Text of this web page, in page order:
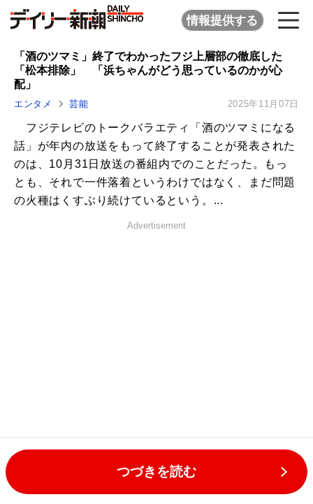
情報提供する
「酒のツマミ」終了でわかったフジ上層部の徹底した
「松本排除」 「浜ちゃんがどう思っているのかが心
配」
エンタメ 芸能 2025年11月07日
フジテレビのトークバラエティ「酒のツマミになる
話」が年内の放送をもって終了することが発表された
のは、10月31日放送の番組内でのことだった。もっ
とも、それで一件落着というわけではなく、まだ問題
の火種はくすぶり続けているという。...
Advertisement
つづきを読む